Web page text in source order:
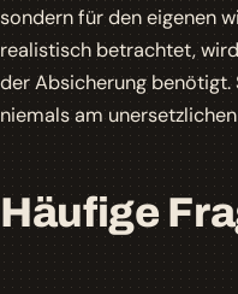
sondern für den eigenen
realistisch betrachtet,
der Absicherung benötigt.
niemals am
Häufige